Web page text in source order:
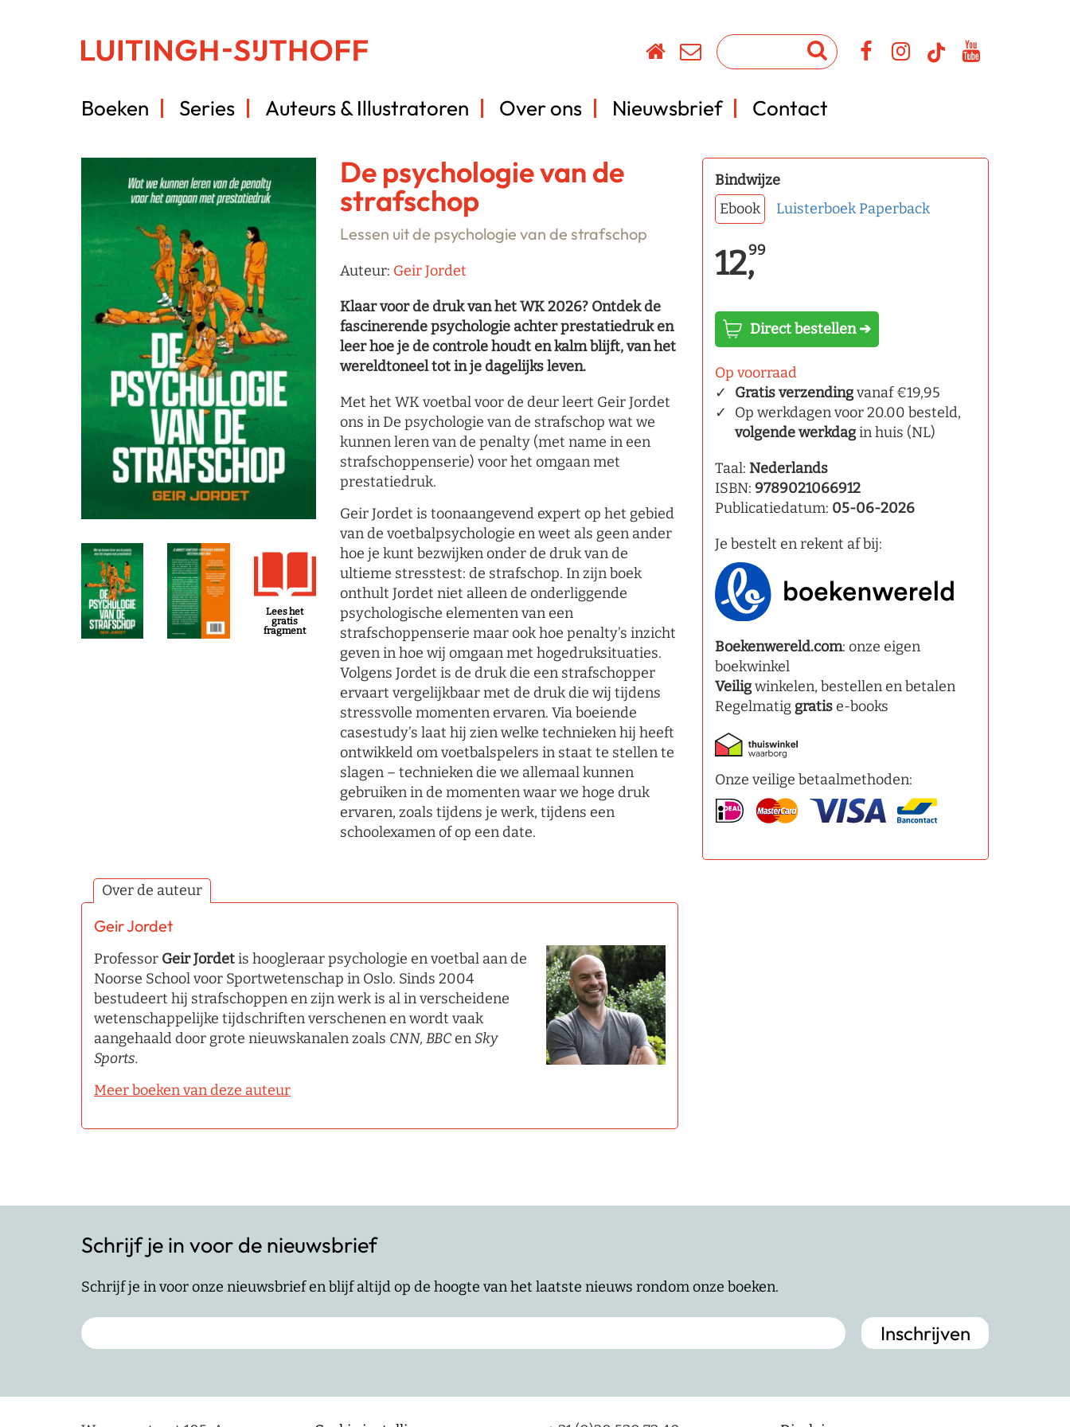
Boeken Series Auteurs & Illustratoren Over ons Nieuwsbrief Contact
Lees het
gratis
fragment
De psychologie van de
strafschop
Lessen uit de psychologie van de strafschop
Auteur: Geir Jordet
Klaar voor de druk van het WK 2026? Ontdek de
fascinerende psychologie achter prestatiedruk en
leer hoe je de controle houdt en kalm blijft, van het
wereldtoneel tot in je dagelijks leven.
Met het WK voetbal voor de deur leert Geir Jordet
ons in De psychologie van de strafschop wat we
kunnen leren van de penalty (met name in een
strafschoppenserie) voor het omgaan met
prestatiedruk.
Geir Jordet is toonaangevend expert op het gebied
van de voetbalpsychologie en weet als geen ander
hoe je kunt bezwijken onder de druk van de
ultieme stresstest: de strafschop. In zijn boek
onthult Jordet niet alleen de onderliggende
psychologische elementen van een
strafschoppenserie maar ook hoe penalty’s inzicht
geven in hoe wij omgaan met hogedruksituaties.
Volgens Jordet is de druk die een strafschopper
ervaart vergelijkbaar met de druk die wij tijdens
stressvolle momenten ervaren. Via boeiende
casestudy’s laat hij zien welke technieken hij heeft
ontwikkeld om voetbalspelers in staat te stellen te
slagen – technieken die we allemaal kunnen
gebruiken in de momenten waar we hoge druk
ervaren, zoals tijdens je werk, tijdens een
schoolexamen of op een date.
Over de auteur
Geir Jordet
Professor Geir Jordetis hoogleraar psychologie en voetbal aan de
Noorse School voor Sportwetenschap in Oslo. Sinds 2004
bestudeert hij strafschoppen en zijn werk is al in verscheidene
wetenschappelijke tijdschriften verschenen en wordt vaak
aangehaald door grote nieuwskanalen zoals CNN, BBCenSky
Sports.
Meer boeken van deze auteur
Bindwijze
Ebook
Luisterboek Paperback
12,99
Direct bestellen ➔
Op voorraad
Gratis verzendingvanaf €19,95
Op werkdagen voor 20.00 besteld,
volgende werkdagin huis (NL)
Taal: Nederlands
ISBN: 9789021066912
Publicatiedatum: 05-06-2026
Je bestelt en rekent af bij:
Boekenwereld.com: onze eigen
boekwinkel
Veiligwinkelen, bestellen en betalen
Regelmatig gratise-books
Onze veilige betaalmethoden:
Schrijf je in voor de nieuwsbrief
Schrijf je in voor onze nieuwsbrief en blijf altijd op de hoogte van het laatste nieuws rondom onze boeken.